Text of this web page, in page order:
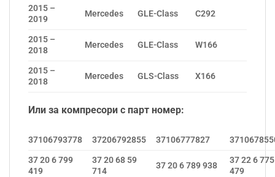
2015 –
2019
Mercedes GLE-Class C292
2015 –
2018
Mercedes GLE-Class W166
2015 –
2018
Mercedes GLS-Class X166
Или за компресори с парт номер:
37106793778 37206792855 37106777827
37 20 6 799
419
37 20 68 59
714
37 20 6 789 938
37 22 6 775
479